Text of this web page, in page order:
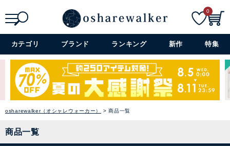
詳細検索+
0
カテゴリ ブランド ランキング 新作 特集
osharewalker（オシャレウォーカー） 商品一覧
商品一覧